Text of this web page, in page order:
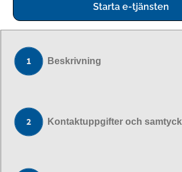
Starta e-tjänsten
Beskrivning
Kontaktuppgifter och